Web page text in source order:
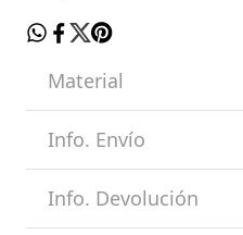
Material
Info. Envío
Info. Devolución